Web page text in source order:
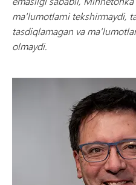
ma'lumotlarni tekshirmaydi,
tasdiqlamagan va
olmaydi.